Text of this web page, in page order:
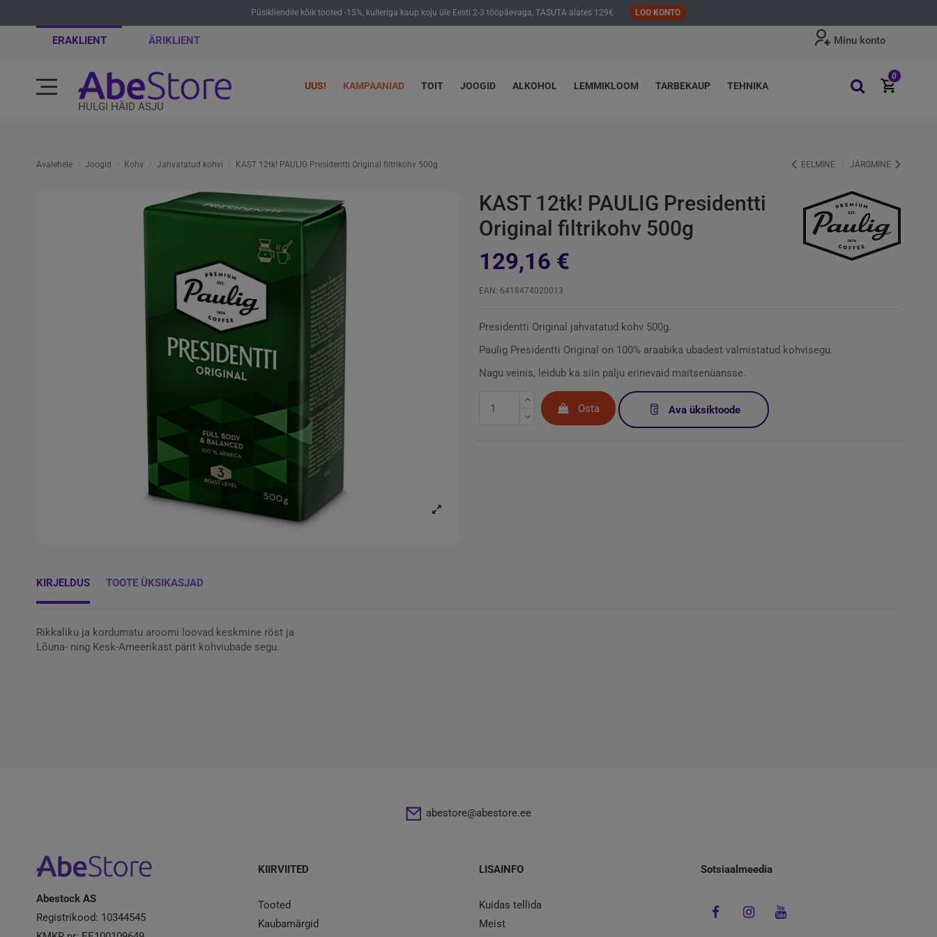
Püsikliendile kõik tooted -15%, kulleriga kaup koju üle Eesti 2-3 tööpäevaga, TASUTA alates 129€ LOO KONTO
ERAKLIENT ÄRIKLIENT Minu konto
HULGI HÄID ASJU
UUS! KAMPAANIAD TOIT JOOGID ALKOHOL LEMMIKLOOM TARBEKAUP TEHNIKA
0
Avalehele Joogid Kohv Jahvatatud kohvi KAST 12tk! PAULIG Presidentti Original filtrikohv 500g EELMINE JÄRGMINE
KAST 12tk! PAULIG Presidentti
Original filtrikohv 500g
129,16 €
EAN: 6418474020013
Presidentti Original jahvatatud kohv 500g.
Paulig Presidentti Original on 100% araabika ubadest valmistatud kohvisegu.
Nagu veinis, leidub ka siin palju erinevaid maitsenüansse.
Osta Ava üksiktoode
KIRJELDUS TOOTE ÜKSIKASJAD
Rikkaliku ja kordumatu aroomi loovad keskmine röst ja
Lõuna- ning Kesk-Ameerikast pärit kohviubade segu.
abestore@abestore.ee
Abestock AS
Registrikood: 10344545
KIIRVIITED
Tooted
Kaubamärgid
LISAINFO
Kuidas tellida
Meist
Sotsiaalmeedia